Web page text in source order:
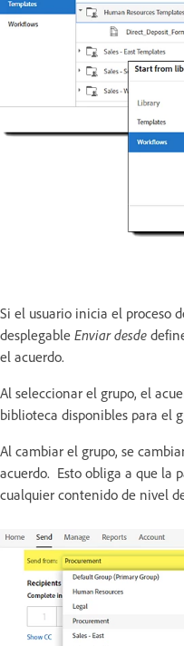
Si el usuario inicia el proceso
desplegable Enviar desde
el acuerdo.
Al seleccionar el grupo, el
biblioteca disponibles para el
Al cambiar el grupo, se
acuerdo. Esto obliga a que la
cualquier contenido de nivel